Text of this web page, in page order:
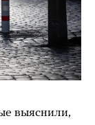
выяснили,